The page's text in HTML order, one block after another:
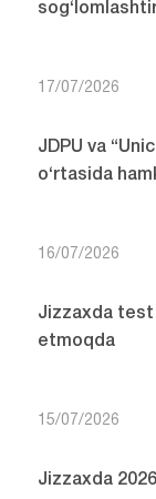
17/07/2026
JDPU va
o‘rtasida
16/07/2026
Jizzaxda test
etmoqda
15/07/2026
Jizzaxda